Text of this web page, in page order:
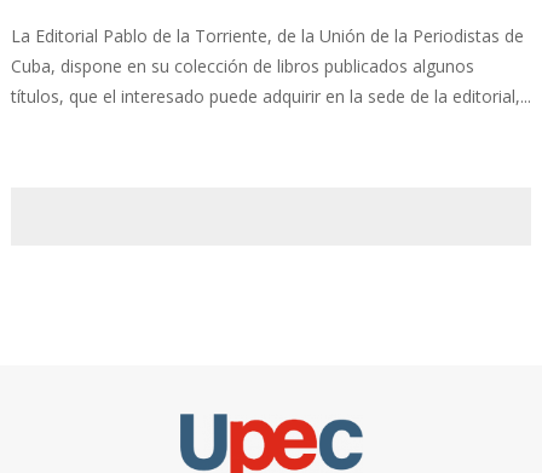
La Editorial Pablo de la Torriente, de la Unión de la Periodistas de
Cuba, dispone en su colección de libros publicados algunos
títulos, que el interesado puede adquirir en la sede de la editorial,...